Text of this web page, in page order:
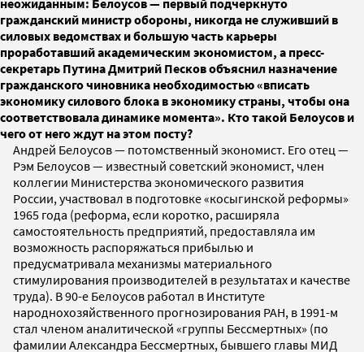
гражданский министр обороны, никогда не служивший в
силовых ведомствах и большую часть карьеры
проработавший академическим экономистом, а пресс-
секретарь Путина Дмитрий Песков объяснил назначение
гражданского чиновника необходимостью «вписать
экономику силового блока в экономику страны, чтобы она
соответствовала динамике момента». Кто такой Белоусов и
чего от него ждут на этом посту?
Андрей Белоусов — потомственный экономист. Его отец —
Рэм Белоусов — известный советский экономист, член
коллегии Министерства экономического развития
России, участвовал в подготовке «косыгинской реформы»
1965 года (реформа, если коротко, расширяла
самостоятельность предприятий, предоставляла им
возможность распоряжаться прибылью и
предусматривала механизмы материального
стимулирования производителей в результатах и качестве
труда). В 90-е Белоусов работал в Институте
народнохозяйственного прогнозирования РАН, в 1991-м
стал членом аналитической «группы Бессмертных» (по
фамилии Александра Бессмертных, бывшего главы МИД